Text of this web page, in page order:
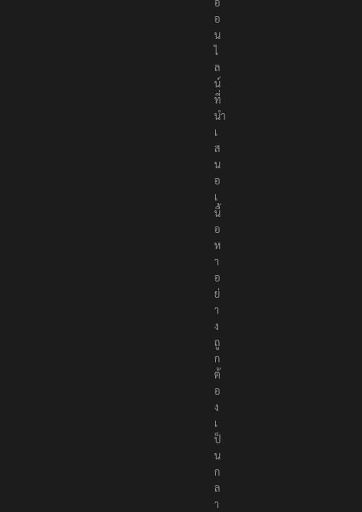
อ
น
ไ
ล
น์
ที่
นำ
เ
ส
น
อ
เ
นื้
อ
ห
า
อ
ย่
า
ง
ถู
ก
ต้
อ
ง
เ
ป็
น
ก
ล
า